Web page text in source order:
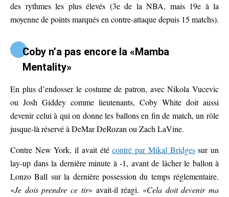
des rythmes les plus élevés (3e de la NBA, mais 19e à la
moyenne de points marqués en contre-attaque depuis 15 matchs).
Coby n’a pas encore la «Mamba
Mentality»
En plus d’endosser le costume de patron, avec Nikola Vucevic
ou Josh Giddey comme lieutenants, Coby White doit aussi
devenir celui à qui on donne les ballons en fin de match, un rôle
jusque-là réservé à DeMar DeRozan ou Zach LaVine.
Contre New York, il avait étécontré par Mikal Bridgessur un
lay-up dans la dernière minute à -1, avant de lâcher le ballon à
Lonzo Ball sur la dernière possession du temps réglementaire.
«Je dois prendre ce tir» avait-il réagi. «Cela doit devenir ma